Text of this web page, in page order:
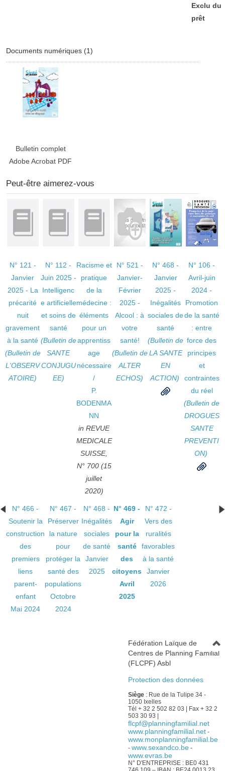
Exclu du
prêt
Documents numériques (1)
Bulletin complet
Adobe Acrobat PDF
Peut-être aimerez-vous
N° 121 -
Janvier
2025 - La
précarité
nuit
gravement
à la santé
(Bulletin de
L'OBSERV
ATOIRE)
N° 112 -
Juin 2025 -
Intelligenc
e artificielle
et soins de
santé
(Bulletin de
SANTE
CONJUGU
EE)
Racisme et
pratique
de la
médecine :
éléments
pour un
apprentiss
age
nécessaire
/
P.
BODENMA
NN
in REVUE
MEDICALE
SUISSE,
N° 700 (15
juillet
2020)
N° 521 -
Janvier-
Février
2025 -
Alcool : à
votre
santé!
(Bulletin de
ALTER
ECHOS)
N° 468 -
Janvier
2025 -
Inégalités
sociales de
santé
(Bulletin de
LA SANTE
EN
ACTION)
N° 106 -
Avril-juin
2024 -
Promotion
de la santé
: entre
force des
principes
et
contraintes
du réel
(Bulletin de
DROGUES
SANTE
PREVENTI
ON)
N° 466 -
Soutenir la
construction
des
premiers
liens
parent-
enfant
Mai 2024
N° 467 -
Préserver
la nature
pour
protéger la
santé des
populations
Octobre
2024
N° 468 -
Inégalités
sociales
de santé
Janvier
2025
N° 469 -
Agir
pour la
santé
des
citoyens
Avril
2025
N° 472 -
Vers des
ruralités
favorables
à la santé
Janvier
2026
Fédération Laïque de
Centres de Planning Familial
(FLCPF) Asbl
Protection des données
Siège: Rue de la Tulipe 34 -
1050 Ixelles
Tél + 32 2 502 82 03 | Fax + 32 2
503 30 93 |
flcpf@planningfamilial.net
www.planningfamilial.net-
www.monplanningfamilial.be
- www.sexandco.be-
www.evras.be
N° D'ENTREPRISE : BE0 431